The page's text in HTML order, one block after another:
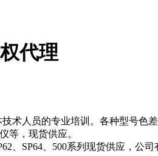
代理
人员的专业培训。各种型号色
等，现货供应。
SP64、500系列现货供应，公